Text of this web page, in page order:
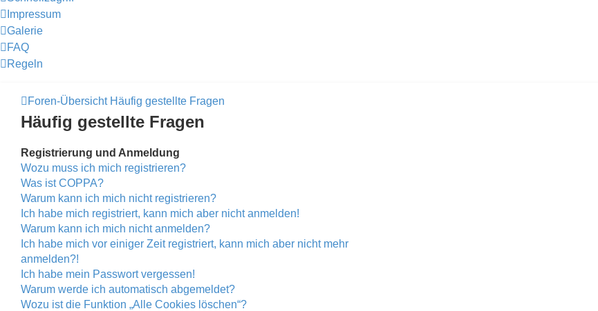
Impressum
Galerie
FAQ
Regeln
Foren-Übersicht Häufig gestellte Fragen
Häufig gestellte Fragen
Registrierung und Anmeldung
Wozu muss ich mich registrieren?
Was ist COPPA?
Warum kann ich mich nicht registrieren?
Ich habe mich registriert, kann mich aber nicht anmelden!
Warum kann ich mich nicht anmelden?
Ich habe mich vor einiger Zeit registriert, kann mich aber nicht mehr
anmelden?!
Ich habe mein Passwort vergessen!
Warum werde ich automatisch abgemeldet?
Wozu ist die Funktion „Alle Cookies löschen“?